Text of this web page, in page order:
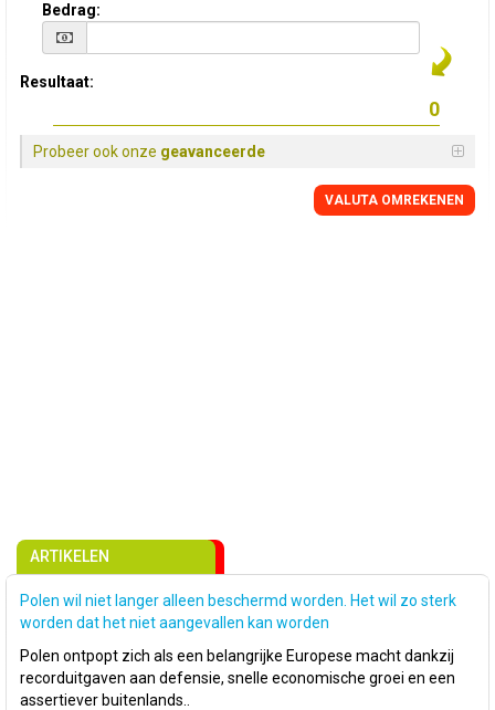
Bedrag:
Resultaat:
Probeer ook onze geavanceerde
VALUTA OMREKENEN
ARTIKELEN
Polen wil niet langer alleen beschermd worden. Het wil zo sterk
worden dat het niet aangevallen kan worden
Polen ontpopt zich als een belangrijke Europese macht dankzij
recorduitgaven aan defensie, snelle economische groei en een
assertiever buitenlands..